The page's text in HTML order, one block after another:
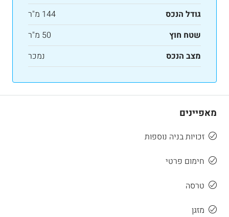
גודל הנכס
144 מ"ר
שטח חוץ
50 מ"ר
מצב הנכס
נמכר
מאפיינים
זכויות בניה נוספות
חימום פרטי
טרסה
מזגן